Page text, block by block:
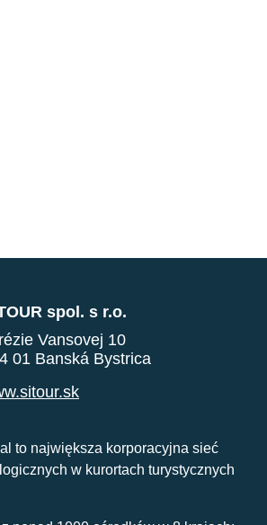
spol. s r.o.
Vansovej 10
01 Banská Bystrica
to największa korporacyjna sieć
w kurortach turystycznych